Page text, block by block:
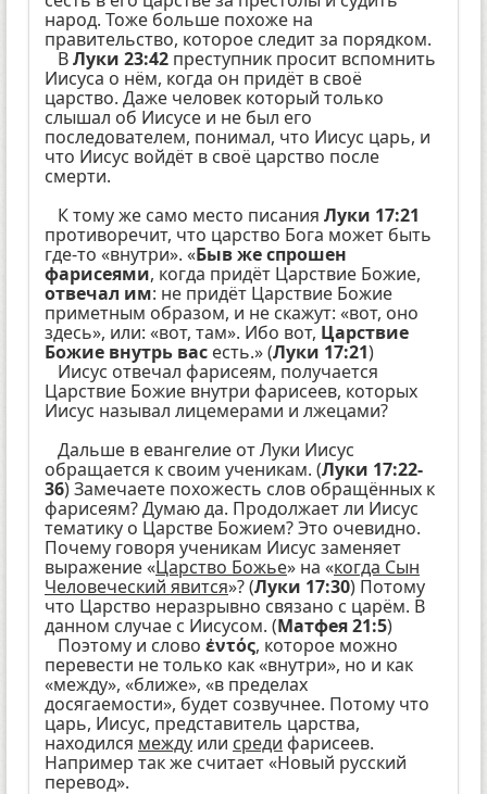
народ. Тоже больше похоже на
правительство, которое следит за порядком.
ВЛуки 23:42 преступник просит вспомнить
Иисуса о нём, когда он придёт в своё
царство. Даже человек который только
слышал об Иисусе и не был его
последователем, понимал, что Иисус царь, и
что Иисус войдёт в своё царство после
смерти.
К тому же само место писания Луки 17:21
противоречит, что царство Бога может быть
где-то «внутри». «Быв же спрошен
фарисеями, когда придёт Царствие Божие,
отвечал им: не придёт Царствие Божие
приметным образом, и не скажут: «вот, оно
здесь», или: «вот, там». Ибо вот, Царствие
Божие внутрь вас есть.» (Луки 17:21)
Иисус отвечал фарисеям, получается
Царствие Божие внутри фарисеев, которых
Иисус называл лицемерами и лжецами?
Дальше в евангелие от Луки Иисус
обращается к своим ученикам. (Луки 17:22-
36) Замечаете похожесть слов обращённых к
фарисеям? Думаю да. Продолжает ли Иисус
тематику о Царстве Божием? Это очевидно.
Почему говоря ученикам Иисус заменяет
выражение «Царство Божье» на «когда Сын
Человеческий явится»? (Луки 17:30) Потому
что Царство неразрывно связано с царём. В
данном случае с Иисусом. (Матфея 21:5)
Поэтому и слово ἐντός, которое можно
перевести не только как «внутри», но и как
«между», «ближе», «в пределах
досягаемости», будет созвучнее. Потому что
царь, Иисус, представитель царства,
находился между или среди фарисеев.
Например так же считает «Новый русский
перевод».